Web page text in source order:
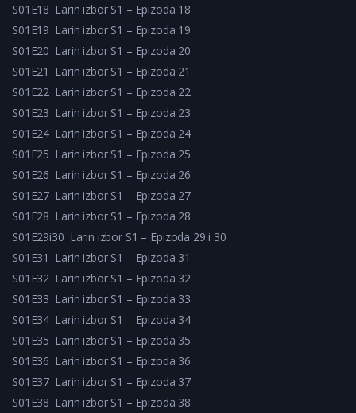
S01E18 Larin izbor S1 – Epizoda 18
S01E19 Larin izbor S1 – Epizoda 19
S01E20 Larin izbor S1 – Epizoda 20
S01E21 Larin izbor S1 – Epizoda 21
S01E22 Larin izbor S1 – Epizoda 22
S01E23 Larin izbor S1 – Epizoda 23
S01E24 Larin izbor S1 – Epizoda 24
S01E25 Larin izbor S1 – Epizoda 25
S01E26 Larin izbor S1 – Epizoda 26
S01E27 Larin izbor S1 – Epizoda 27
S01E28 Larin izbor S1 – Epizoda 28
S01E29i30 Larin izbor S1 – Epizoda 29 i 30
S01E31 Larin izbor S1 – Epizoda 31
S01E32 Larin izbor S1 – Epizoda 32
S01E33 Larin izbor S1 – Epizoda 33
S01E34 Larin izbor S1 – Epizoda 34
S01E35 Larin izbor S1 – Epizoda 35
S01E36 Larin izbor S1 – Epizoda 36
S01E37 Larin izbor S1 – Epizoda 37
S01E38 Larin izbor S1 – Epizoda 38